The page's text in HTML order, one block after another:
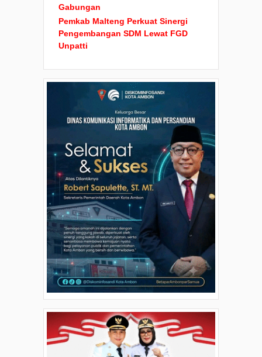
Gabungan
Pemkab Malteng Perkuat Sinergi
Pengembangan SDM Lewat FGD
Unpatti